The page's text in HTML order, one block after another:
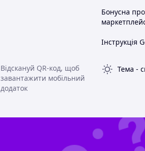
Бонусна
Інструкція
Відскануй QR-код, щоб
завантажити мобільний
додаток
Тема -